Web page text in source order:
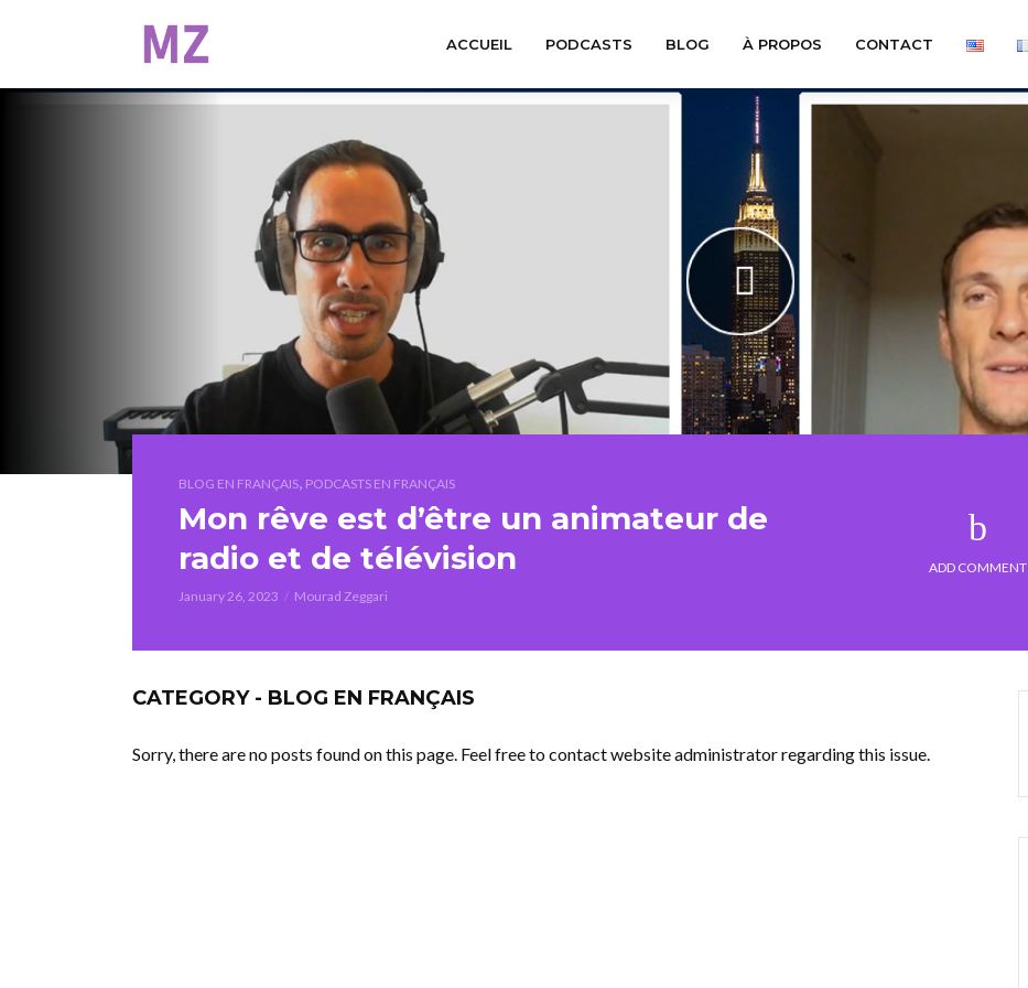
ACCUEIL PODCASTS BLOG À PROPOS CONTACT
BLOG EN FRANÇAIS, PODCASTS EN FRANÇAIS
Mon rêve est d’être un animateur de
radio et de télévision
January 26, 2023 Mourad Zeggari
ADD COMMENT
CATEGORY - BLOG EN FRANÇAIS
Sorry, there are no posts found on this page. Feel free to contact website administrator regarding this issue.